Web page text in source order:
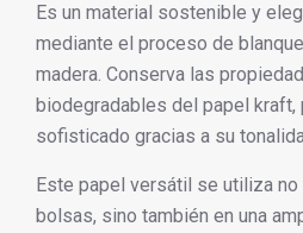
Es un material sostenible y
mediante el proceso de
madera. Conserva las
biodegradables del papel kraft,
sofisticado gracias a su
Este papel versátil se utiliza
bolsas, sino también en una